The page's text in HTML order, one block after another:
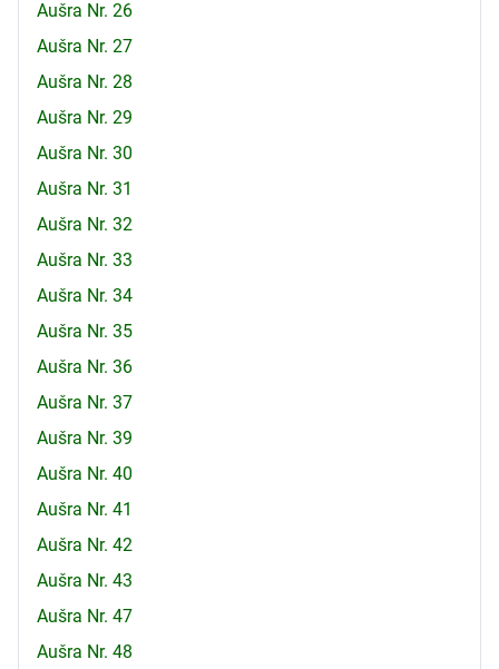
Aušra Nr. 26
Aušra Nr. 27
Aušra Nr. 28
Aušra Nr. 29
Aušra Nr. 30
Aušra Nr. 31
Aušra Nr. 32
Aušra Nr. 33
Aušra Nr. 34
Aušra Nr. 35
Aušra Nr. 36
Aušra Nr. 37
Aušra Nr. 39
Aušra Nr. 40
Aušra Nr. 41
Aušra Nr. 42
Aušra Nr. 43
Aušra Nr. 47
Aušra Nr. 48